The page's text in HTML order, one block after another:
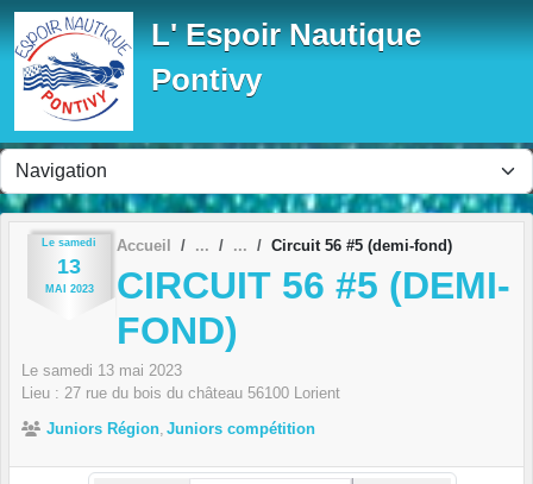
L' Espoir Nautique
Pontivy
Le samedi
13
MAI 2023
Accueil Circuit 56 #5 (demi-fond)
CIRCUIT 56 #5 (DEMI-
FOND)
Le samedi 13 mai 2023
Lieu : 27 rue du bois du château 56100 Lorient
Juniors Région Juniors compétition
Panneau de gestion des cookies